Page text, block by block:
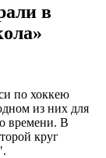
в
по хоккею
из них для
времени. В
круг